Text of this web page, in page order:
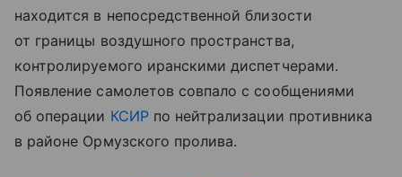
находится в непосредственной близости
от границы воздушного пространства,
контролируемого иранскими диспетчерами.
Появление самолетов совпало с сообщениями
об операции КСИРпо нейтрализации противника
в районе Ормузского пролива.